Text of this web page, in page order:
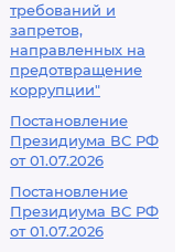
требований и
запретов,
направленных на
предотвращение
коррупции"
Постановление
Президиума ВС РФ
от 01.07.2026
Постановление
Президиума ВС РФ
от 01.07.2026